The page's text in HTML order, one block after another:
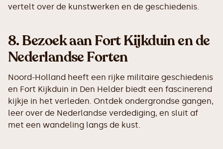
vertelt over de kunstwerken en de geschiedenis.
8.Bezoek aan Fort Kijkduin en de
Nederlandse Forten
Noord-Holland heeft een rijke militaire geschiedenis
en Fort Kijkduin in Den Helder biedt een fascinerend
kijkje in het verleden. Ontdek ondergrondse gangen,
leer over de Nederlandse verdediging, en sluit af
met een wandeling langs de kust.